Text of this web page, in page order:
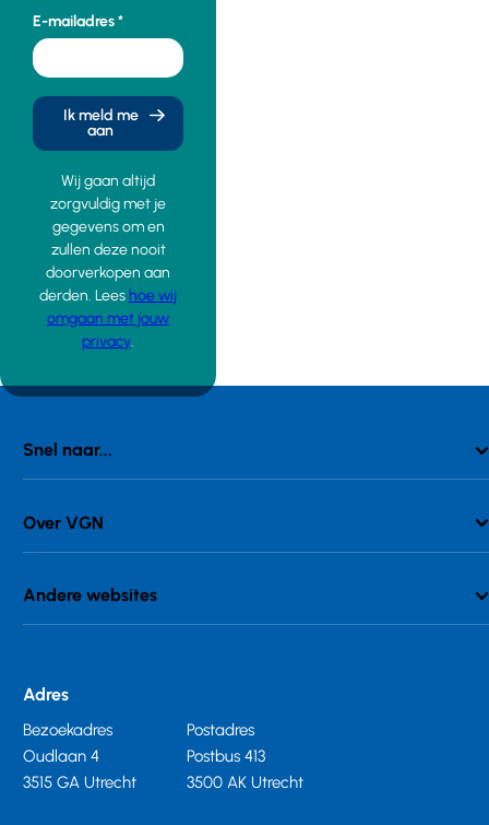
E-mailadres
Ik meld me
aan
Wij gaan altijd
zorgvuldig met je
gegevens om en
zullen deze nooit
doorverkopen aan
derden. Lees hoe wij
omgaan met jouw
privacy.
Snel naar...
Over VGN
Andere websites
Adres
Bezoekadres
Oudlaan 4
3515 GA Utrecht
Postadres
Postbus 413
3500 AK Utrecht